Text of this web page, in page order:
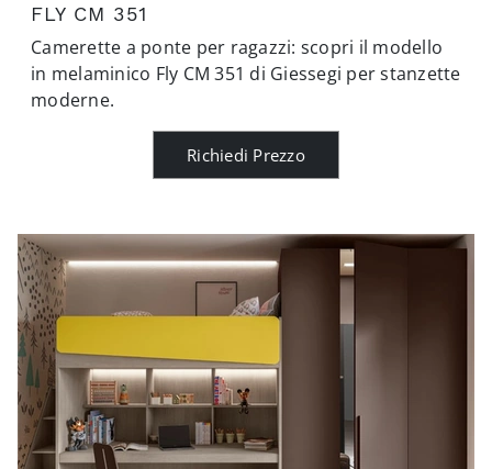
FLY CM 351
Camerette a ponte per ragazzi: scopri il modello
in melaminico Fly CM 351 di Giessegi per stanzette
moderne.
Richiedi Prezzo